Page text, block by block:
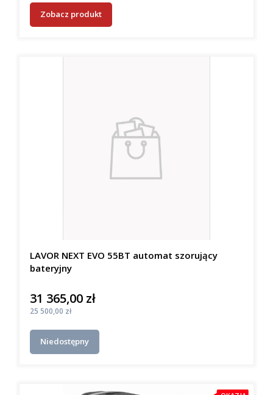
Zobacz produkt
LAVOR NEXT EVO 55BT automat szorujący
bateryjny
Cena
31 365,00 zł
Cena
25 500,00 zł
Niedostępny